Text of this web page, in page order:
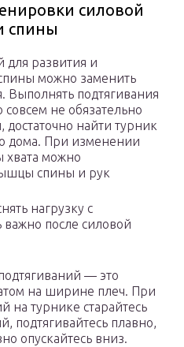
силовой
спины
развития и
можно заменить
Выполнять подтягивания
не обязательно
найти турник
дома. При изменении
можно
спины и рук
нагрузку с
важно после силовой
— это
на ширине плеч. При
на турнике старайтесь
подтягивайтесь плавно,
опускайтесь вниз.